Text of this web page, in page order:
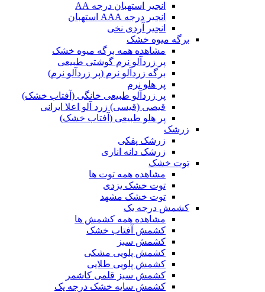
انجیر استهبان درجه AA
انجیر درجه AAA استهبان
انجیر آردی نخی
برگه میوه خشک
مشاهده همه برگه میوه خشک
پر زردآلو نرم گوشتی طبیعی
برگه زردآلو نرم (پر زردآلو نرم)
پر هلو نرم
پر زردآلو طبیعی خانگی (آفتاب خشک)
قیصی (قیسی) زرد آلو اعلا ایرانی
پر هلو طبیعی (آفتاب خشک)
زرشک
زرشک پفکی
زرشک دانه اناری
توت خشک
مشاهده همه توت ها
توت خشک یزدی
توت خشک مشهد
کشمش درجه یک
مشاهده همه کشمش ها
کشمش آفتاب خشک
کشمش سبز
کشمش پلویی مشکی
کشمش پلویی طلایی
کشمش سبز قلمی کاشمر
کشمش سایه خشک درجه یک